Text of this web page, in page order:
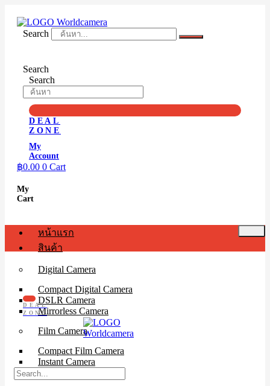
contentSearch
Search
Search
DEAL
ZONE
My
Account
฿0.00 0 Cart
My
Cart
หน้าแรก
สินค้า
Digital Camera
Compact Digital Camera
DSLR Camera
Mirrorless Camera
Film Camera
Compact Film Camera
Instant Camera
SLR Camera
DEAL
ZONE